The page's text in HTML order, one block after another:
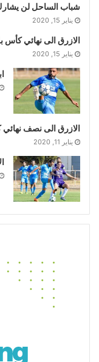
شباب الساحل لن
يناير 15, 2020
الازرق الى نهائي
يناير 15, 2020
ابن
الازرق الى نصف
يناير 11, 2020